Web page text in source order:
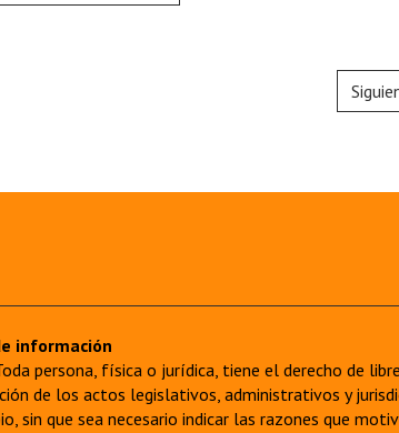
información
persona, física o jurídica, tiene el derecho de
de los actos legislativos, administrativos y
sin que sea necesario indicar las razones que